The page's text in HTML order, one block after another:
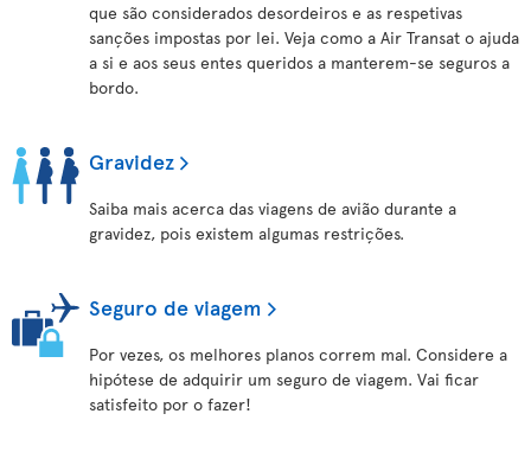
que são considerados desordeiros e as respetivas
sanções impostas por lei. Veja como a Air Transat o ajuda
a si e aos seus entes queridos a manterem-se seguros a
bordo.
Gravidez
Saiba mais acerca das viagens de avião durante a
gravidez, pois existem algumas restrições.
Seguro de viagem
Por vezes, os melhores planos correm mal. Considere a
hipótese de adquirir um seguro de viagem. Vai ficar
satisfeito por o fazer!